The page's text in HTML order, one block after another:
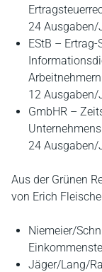
24
EStB – Ertrag-
12
GmbHR –
24
Aus der Grünen
von Erich
Niemeier/
Jäger/Lang/